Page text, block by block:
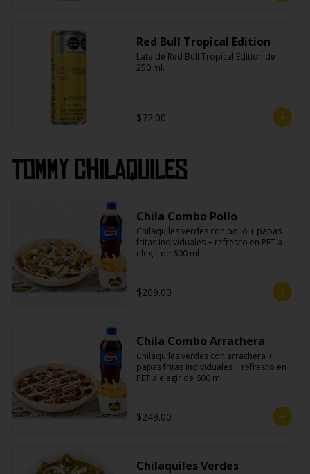
Red Bull Tropical Edition
Lata de Red Bull Tropical Edition de
250 ml.
$72.00
Tommy Chilaquiles
Chila Combo Pollo
Chilaquiles verdes con pollo + papas
fritas individuales + refresco en PET a
elegir de 600 ml
$209.00
Chila Combo Arrachera
Chilaquiles verdes con arrachera +
papas fritas individuales + refresco en
PET a elegir de 600 ml
$249.00
Chilaquiles Verdes